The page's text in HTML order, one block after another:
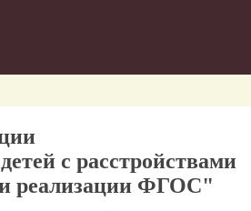
с расстройствами
и реализации ФГОС"